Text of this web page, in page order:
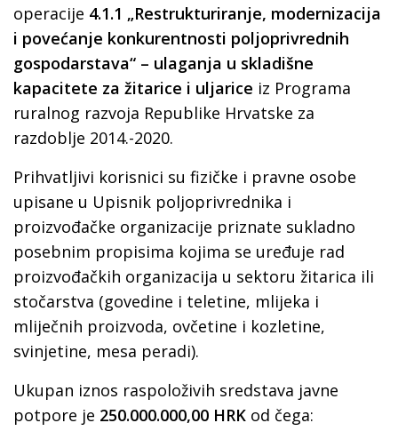
operacije 4.1.1 „Restrukturiranje, modernizacija
i povećanje konkurentnosti poljoprivrednih
gospodarstava“ – ulaganja u skladišne
kapacitete za žitarice i uljarice iz Programa
ruralnog razvoja Republike Hrvatske za
razdoblje 2014.-2020.
Prihvatljivi korisnici su fizičke i pravne osobe
upisane u Upisnik poljoprivrednika i
proizvođačke organizacije priznate sukladno
posebnim propisima kojima se uređuje rad
proizvođačkih organizacija u sektoru žitarica ili
stočarstva (govedine i teletine, mlijeka i
mliječnih proizvoda, ovčetine i kozletine,
svinjetine, mesa peradi).
Ukupan iznos raspoloživih sredstava javne
potpore je 250.000.000,00 HRK od čega: